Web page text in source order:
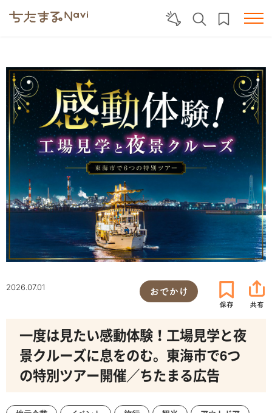
2026.07.01 おでかけ
一度は見たい感動体験！工場見学と夜
景クルーズに息をのむ。東海市で6つ
の特別ツアー開催／ちたまる広告